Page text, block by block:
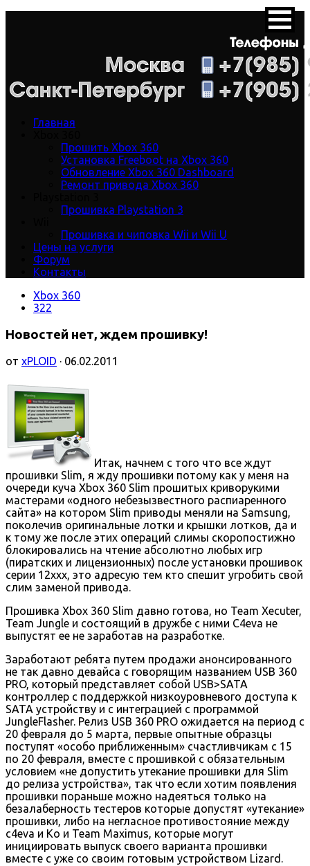
Главная
Прошить Xbox 360
Установка Freeboot на Xbox 360
Обновление Xbox 360 Dashboard
Ремонт привода Xbox 360
Прошивка Playstation 3
Прошивка и чиповка Wii и Wii U
Цены на услуги
Форум
Контакты
Xbox 360
322
Новостей нет, ждем прошивку!
от xPLOID · 06.02.2011
Итак, начнем с того что все ждут
прошивки Slim, я жду прошивки потому как у меня на
очереди куча Xbox 360 Slim прошитых криворукими
мастерами «одного небезызвестного распиаренного
сайта» на котором Slim приводы меняли на Samsung,
поколечив оригинальные лотки и крышки лотков, да и
к тому же после этих операций слимы скоропостижно
блокировались на чтение абсолютно любых игр
(пиратских и лицензионных) после установки прошивок
серии 12ххх, это адресую тем кто спешит угробить свой
слим заменой привода.
Прошивка Xbox 360 Slim давно готова, но Team Xecuter,
Team Jungle и состоящий в дружбе с ними C4eva не
выпустят ее не заработав на разработке.
Заработают ребята путем продажи анонсированного
не так давно девайса с говорящим названием USB 360
PRO, который представляет собой USB>SATA
контроллер с поддержкой низкоуровневого доступа к
SATA устройству и с интеграцией с программой
JungleFlasher. Релиз USB 360 PRO ожидается на период с
20 февраля до 5 марта, первые опытные образцы
поступят «особо приближенным» счастливчикам с 15
по 20 февраля, вместе с прошивкой с обязательным
условием «не допустить утекание прошивки для Slim
до релиза устройства», так что если хотим появления
прошивки пораньше можно надеяться только на
безалаберность тестеров которые допустят «утекание»
прошивки, либо на негласное противостояние между
c4eva и Ko и Team Maximus, которые могут
инициировать выпуск своего варианта прошивки
вместе с уже со своим готовым устройством Lizard.